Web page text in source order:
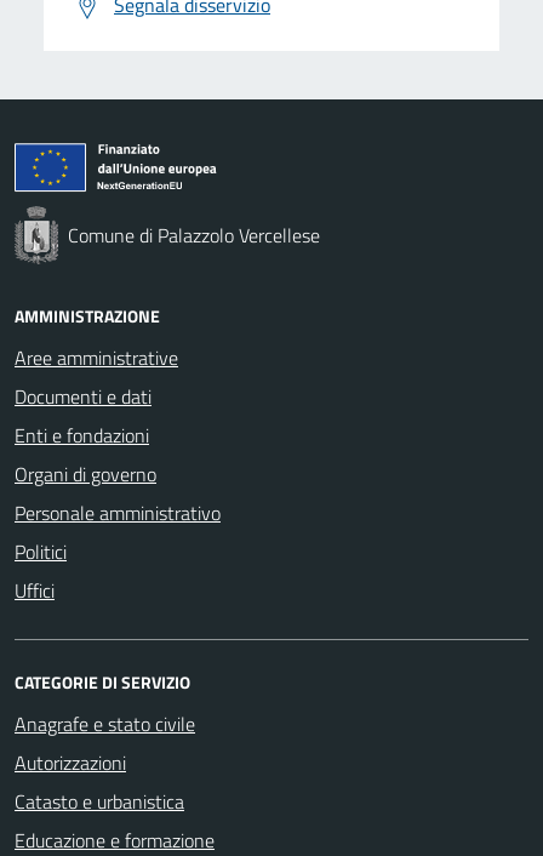
Comune di Palazzolo Vercellese
AMMINISTRAZIONE
Aree amministrative
Documenti e dati
Enti e fondazioni
Organi di governo
Personale amministrativo
Politici
Uffici
CATEGORIE DI SERVIZIO
Anagrafe e stato civile
Autorizzazioni
Catasto e urbanistica
Educazione e formazione